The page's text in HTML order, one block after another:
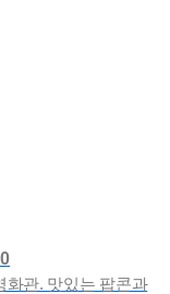
화관. 맛있는 팝콘과